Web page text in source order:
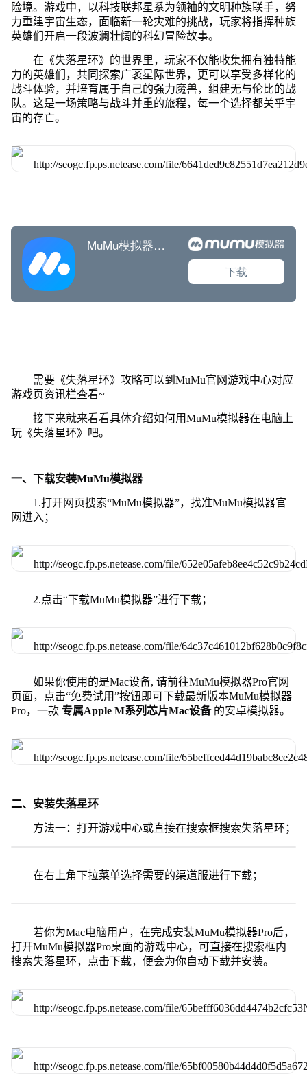
险境。游戏中，以科技联邦星系为领袖的文明种族联手，努
力重建宇宙生态，面临新一轮灾难的挑战，玩家将指挥种族
英雄们开启一段波澜壮阔的科幻冒险故事。
在《失落星环》的世界里，玩家不仅能收集拥有独特能
力的英雄们，共同探索广袤星际世界，更可以享受多样化的
战斗体验，并培育属于自己的强力魔兽，组建无与伦比的战
队。这是一场策略与战斗并重的旅程，每一个选择都关乎宇
宙的存亡。
需要《失落星环》攻略可以到MuMu官网游戏中心对应
游戏页资讯栏查看~
接下来就来看看具体介绍如何用MuMu模拟器在电脑上
玩《失落星环》吧。
一、下载安装MuMu模拟器
1.打开网页搜索“MuMu模拟器”，找准MuMu模拟器官
网进入；
2.点击“下载MuMu模拟器”进行下载；
如果你使用的是Mac设备, 请前往MuMu模拟器Pro官网
页面，点击“免费试用”按钮即可下载最新版本MuMu模拟器
Pro，一款 专属Apple M系列芯片Mac设备 的安卓模拟器。
二、安装失落星环
方法一：打开游戏中心或直接在搜索框搜索失落星环；
在右上角下拉菜单选择需要的渠道服进行下载；
若你为Mac电脑用户，在完成安装MuMu模拟器Pro后，
打开MuMu模拟器Pro桌面的游戏中心，可直接在搜索框内
搜索失落星环，点击下载，便会为你自动下载并安装。